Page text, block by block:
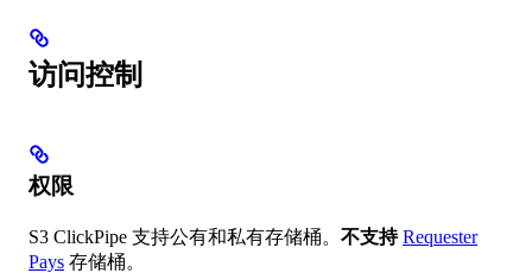
访问控制
权限
S3 ClickPipe 支持公有和私有存储桶。 不支持 Requester
Pays 存储桶。